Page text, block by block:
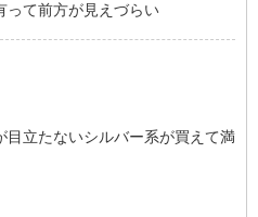
って前方が見えづらい
目立たないシルバー系が買えて満